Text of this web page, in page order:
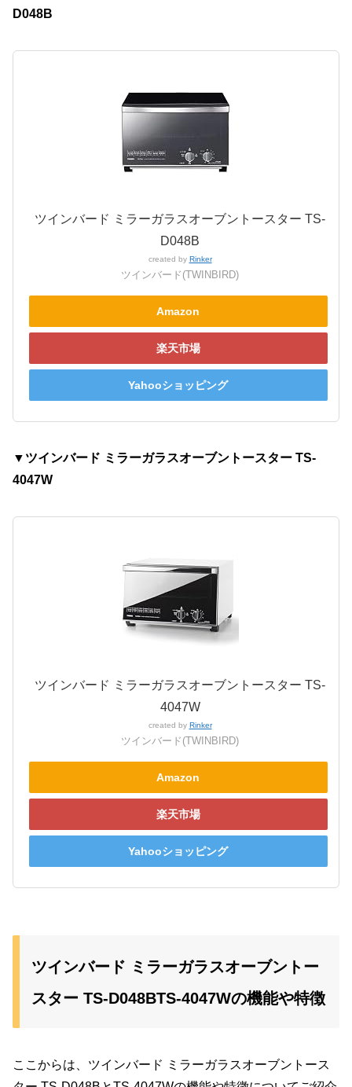
D048B
ツインバード ミラーガラスオーブントースター TS-
D048B
created by Rinker
ツインバード(TWINBIRD)
Amazon
楽天市場
Yahooショッピング
▼ツインバード ミラーガラスオーブントースター TS-
4047W
ツインバード ミラーガラスオーブントースター TS-
4047W
created by Rinker
ツインバード(TWINBIRD)
Amazon
楽天市場
Yahooショッピング
ツインバード ミラーガラスオーブントー
スター TS-D048BTS-4047Wの機能や特徴
ここからは、ツインバード ミラーガラスオーブントース